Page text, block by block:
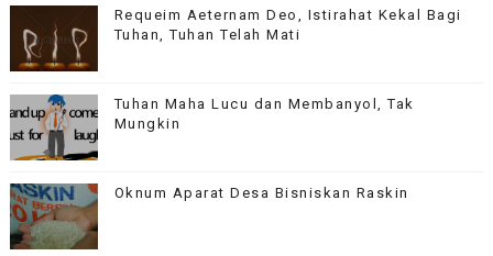
Requeim Aeternam Deo, Istirahat Kekal Bagi
Tuhan, Tuhan Telah Mati
Tuhan Maha Lucu dan Membanyol, Tak
Mungkin
Oknum Aparat Desa Bisniskan Raskin